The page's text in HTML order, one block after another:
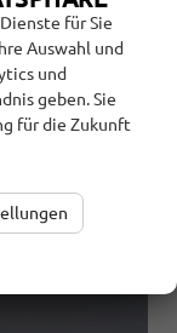
Infos dazu gibt
für Sie
Auswahl und
und
geben. Sie
für die Zukunft